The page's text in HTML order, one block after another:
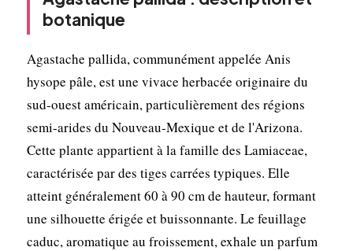
botanique
Agastache pallida, communément appelée Anis
hysope pâle, est une vivace herbacée originaire du
sud-ouest américain, particulièrement des régions
semi-arides du Nouveau-Mexique et de l'Arizona.
Cette plante appartient à la famille des Lamiaceae,
caractérisée par des tiges carrées typiques. Elle
atteint généralement 60 à 90 cm de hauteur, formant
une silhouette érigée et buissonnante. Le feuillage
caduc, aromatique au froissement, exhale un parfum